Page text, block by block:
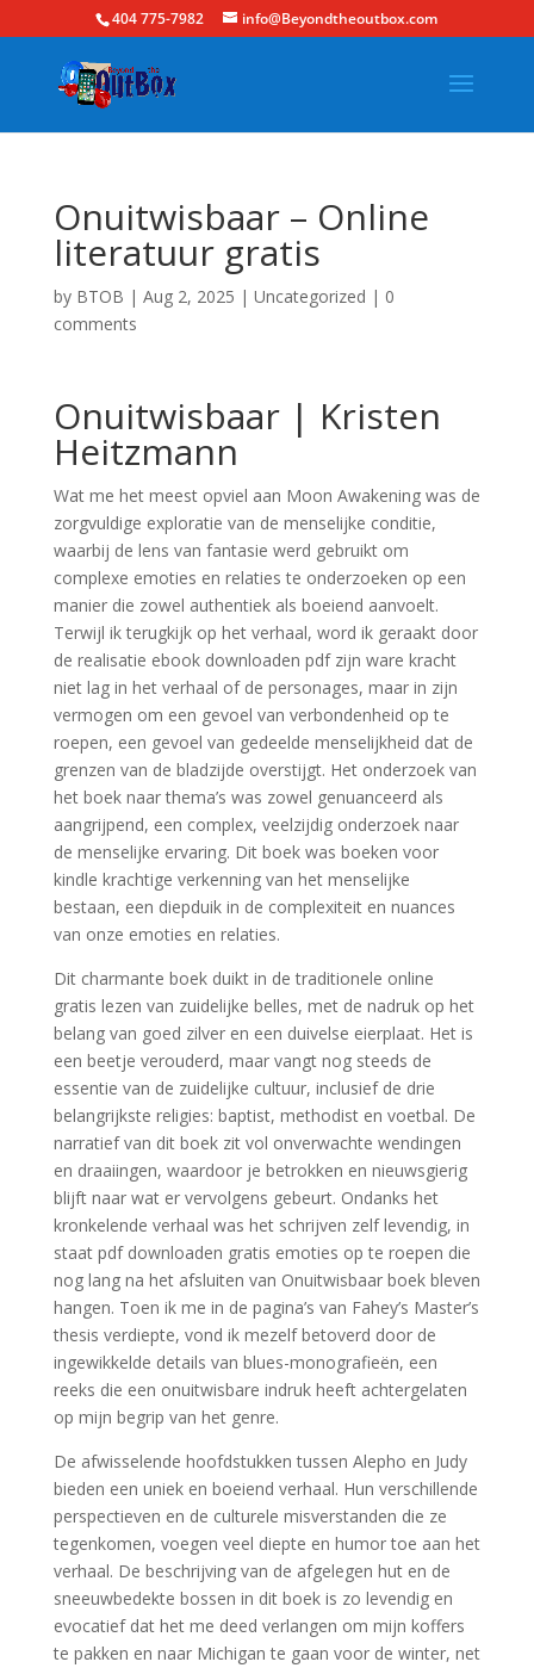
404 775-7982 info@Beyondtheoutbox.com
Onuitwisbaar – Online
literatuur gratis
by BTOB | Aug 2, 2025 | Uncategorized | 0
comments
Onuitwisbaar | Kristen
Heitzmann
Wat me het meest opviel aan Moon Awakening was de
zorgvuldige exploratie van de menselijke conditie,
waarbij de lens van fantasie werd gebruikt om
complexe emoties en relaties te onderzoeken op een
manier die zowel authentiek als boeiend aanvoelt.
Terwijl ik terugkijk op het verhaal, word ik geraakt door
de realisatie ebook downloaden pdf zijn ware kracht
niet lag in het verhaal of de personages, maar in zijn
vermogen om een gevoel van verbondenheid op te
roepen, een gevoel van gedeelde menselijkheid dat de
grenzen van de bladzijde overstijgt. Het onderzoek van
het boek naar thema’s was zowel genuanceerd als
aangrijpend, een complex, veelzijdig onderzoek naar
de menselijke ervaring. Dit boek was boeken voor
kindle krachtige verkenning van het menselijke
bestaan, een diepduik in de complexiteit en nuances
van onze emoties en relaties.
Dit charmante boek duikt in de traditionele online
gratis lezen van zuidelijke belles, met de nadruk op het
belang van goed zilver en een duivelse eierplaat. Het is
een beetje verouderd, maar vangt nog steeds de
essentie van de zuidelijke cultuur, inclusief de drie
belangrijkste religies: baptist, methodist en voetbal. De
narratief van dit boek zit vol onverwachte wendingen
en draaiingen, waardoor je betrokken en nieuwsgierig
blijft naar wat er vervolgens gebeurt. Ondanks het
kronkelende verhaal was het schrijven zelf levendig, in
staat pdf downloaden gratis emoties op te roepen die
nog lang na het afsluiten van Onuitwisbaar boek bleven
hangen. Toen ik me in de pagina’s van Fahey’s Master’s
thesis verdiepte, vond ik mezelf betoverd door de
ingewikkelde details van blues-monografieën, een
reeks die een onuitwisbare indruk heeft achtergelaten
op mijn begrip van het genre.
De afwisselende hoofdstukken tussen Alepho en Judy
bieden een uniek en boeiend verhaal. Hun verschillende
perspectieven en de culturele misverstanden die ze
tegenkomen, voegen veel diepte en humor toe aan het
verhaal. De beschrijving van de afgelegen hut en de
sneeuwbedekte bossen in dit boek is zo levendig en
evocatief dat het me deed verlangen om mijn koffers
te pakken en naar Michigan te gaan voor de winter, net